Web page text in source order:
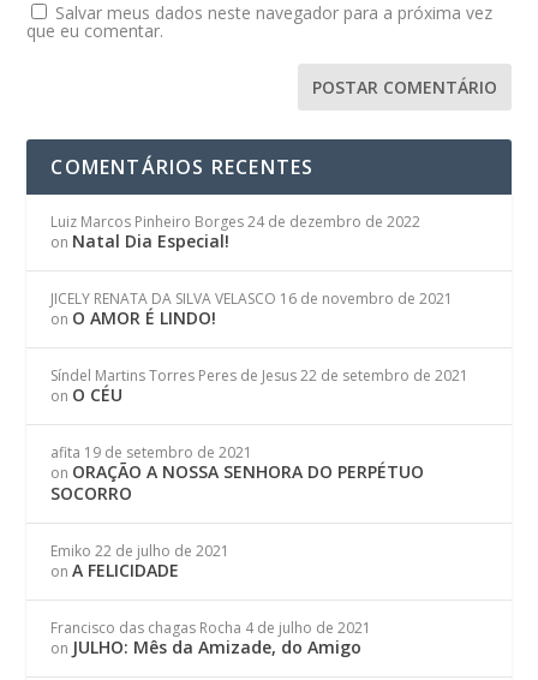
Salvar meus dados neste navegador para a próxima vez
que eu comentar.
COMENTÁRIOS RECENTES
Luiz Marcos Pinheiro Borges 24 de dezembro de 2022
on Natal Dia Especial!
JICELY RENATA DA SILVA VELASCO 16 de novembro de 2021
on O AMOR É LINDO!
Síndel Martins Torres Peres de Jesus 22 de setembro de 2021
on O CÉU
afita 19 de setembro de 2021
on ORAÇÃO A NOSSA SENHORA DO PERPÉTUO
SOCORRO
Emiko 22 de julho de 2021
onA FELICIDADE
Francisco das chagas Rocha 4 de julho de 2021
on JULHO: Mês da Amizade, do Amigo